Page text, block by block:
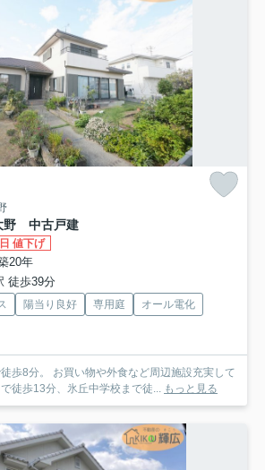
野 中古戸建
値下げ
20年
徒歩39分
陽当り良好 専用庭
オール電化
歩8分。 お買い物や外食など周辺施設充実して
徒歩13分、氷丘中学校まで徒... もっと見る